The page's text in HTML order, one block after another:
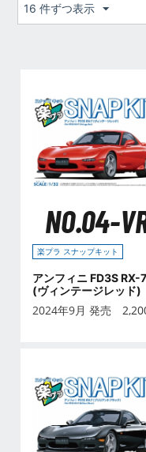
16 件ずつ表示
NO.04-
楽プラ スナップキット
アンフィニ FD3S RX-7
(ヴィンテージレッド)
2024年9月 発売